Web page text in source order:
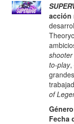
acción
shooter
to-play,
of
Fecha